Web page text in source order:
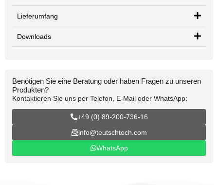
Lieferumfang
Downloads
Benötigen Sie eine Beratung oder haben Fragen zu unseren
Produkten?
Kontaktieren Sie uns per Telefon, E-Mail oder WhatsApp:
+49 (0) 89-200-736-16
info@teutschtech.com
WhatsApp